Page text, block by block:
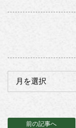
前の記事へ